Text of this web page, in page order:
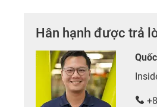
Hân hạnh được trả